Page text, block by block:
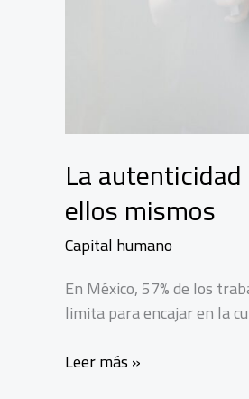
La
ellos mismos
Capital humano
En México, 57% de los
limita para encajar en la
La
Leer más »